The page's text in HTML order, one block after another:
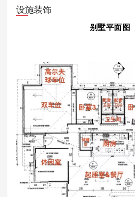
设施装饰
别墅平面图